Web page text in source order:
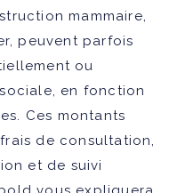
mammaire,
peuvent parfois
ou
en fonction
Ces montants
de consultation,
et de suivi